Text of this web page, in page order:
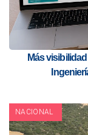
Más
NACIONAL